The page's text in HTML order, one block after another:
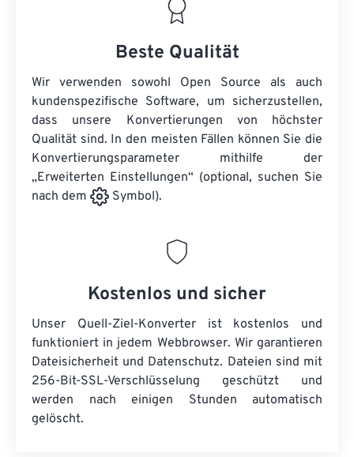
Beste Qualität
Wir verwenden sowohl Open Source als auch
kundenspezifische Software, um sicherzustellen,
dass unsere Konvertierungen von höchster
Qualität sind. In den meisten Fällen können Sie die
Konvertierungsparameter mithilfe der
„Erweiterten Einstellungen“ (optional, suchen Sie
nach dem
Symbol).
Kostenlos und sicher
Unser Quell-Ziel-Konverter ist kostenlos und
funktioniert in jedem Webbrowser. Wir garantieren
Dateisicherheit und Datenschutz. Dateien sind mit
256-Bit-SSL-Verschlüsselung geschützt und
werden nach einigen Stunden automatisch
gelöscht.